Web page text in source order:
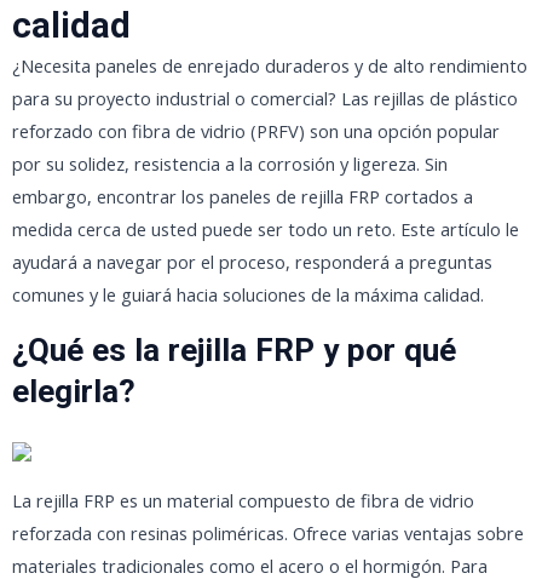
calidad
¿Necesita paneles de enrejado duraderos y de alto rendimiento
para su proyecto industrial o comercial? Las rejillas de plástico
reforzado con fibra de vidrio (PRFV) son una opción popular
por su solidez, resistencia a la corrosión y ligereza. Sin
embargo, encontrar los paneles de rejilla FRP cortados a
medida cerca de usted puede ser todo un reto. Este artículo le
ayudará a navegar por el proceso, responderá a preguntas
comunes y le guiará hacia soluciones de la máxima calidad.
¿Qué es la rejilla FRP y por qué
elegirla?
La rejilla FRP es un material compuesto de fibra de vidrio
reforzada con resinas poliméricas. Ofrece varias ventajas sobre
materiales tradicionales como el acero o el hormigón. Para